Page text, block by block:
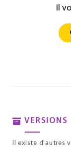
Il
VERSIONS
Il existe d'autres